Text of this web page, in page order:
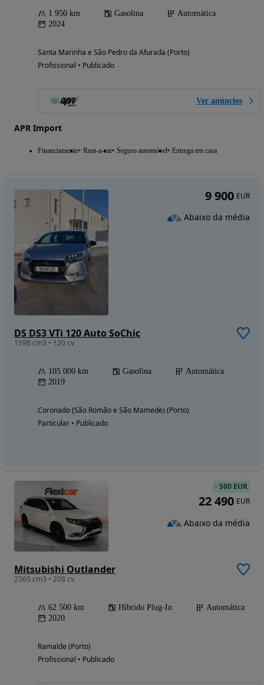
1 950 km Gasolina
Automática
2024
Santa Marinha e São Pedro da Afurada (Porto)
Profissional • Publicado
Ver anúncios
APR Import
Financiamento Rent-a-car Seguro automóvel Entrega em casa
DS DS3 VTi 120 Auto SoChic
1598 cm3 • 120 cv
105 000 km Gasolina
Automática
2019
Coronado (São Romão e São Mamede) (Porto)
Particular • Publicado
9 900 EUR
Abaixo da média
Mitsubishi Outlander
2360 cm3 • 208 cv
62 500 km Híbrido Plug-In
Automática
2020
Ramalde (Porto)
Profissional • Publicado
-500 EUR
22 490 EUR
Abaixo da média